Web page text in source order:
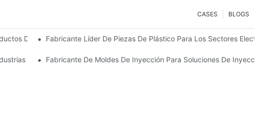
BLOGS
CASES
De Primera Calidad
Fabricante Líder De Piezas De Plástico Para Los Sectores
Especializadas
Fabricante De Moldes De Inyección Para Soluciones De